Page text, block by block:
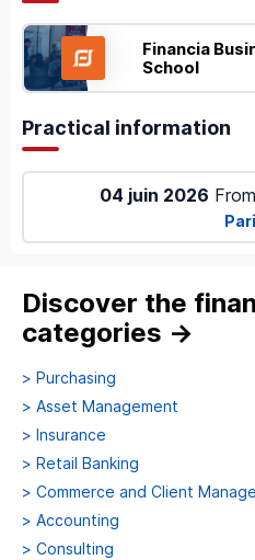
Financia
School
Practical information
04 juin 2026 From
Discover the
categories →
> Purchasing
> Asset Management
> Insurance
> Retail Banking
> Commerce and Client
> Accounting
> Consulting